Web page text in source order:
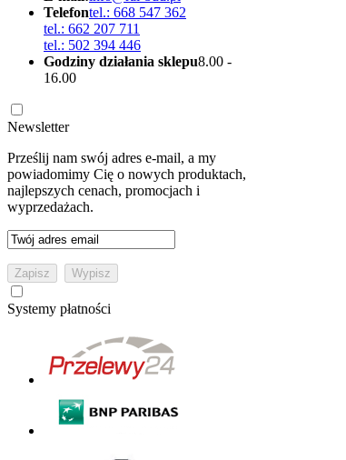
Telefontel.: 668 547 362
tel.: 662 207 711
tel.: 502 394 446
Godziny działania sklepu8.00 -
16.00
Newsletter
Prześlij nam swój adres e-mail, a my
powiadomimy Cię o nowych produktach,
najlepszych cenach, promocjach i
wyprzedażach.
Systemy płatności